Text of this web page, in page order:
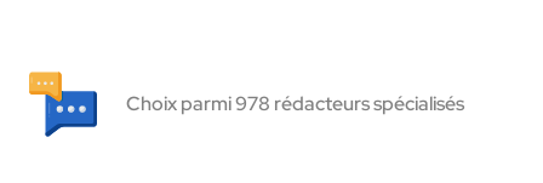
Choix parmi 978 rédacteurs spécialisés